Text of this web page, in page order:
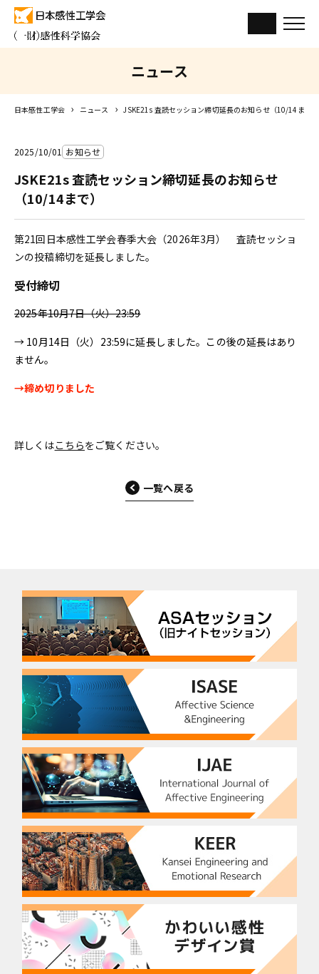
ニュース
日本感性工学会 ニュース JSKE21s 査読セッション締切延長のお知らせ（10/14まで）
2025/10/01 お知らせ
JSKE21s 査読セッション締切延長のお知らせ
（10/14まで）
第21回日本感性工学会春季大会（2026年3月） 査読セッショ
ンの投稿締切を延長しました。
受付締切
2025年10月7日（火）23:59
→ 10月14日（火）23:59に延長しました。この後の延長はあり
ません。
→締め切りました
詳しくはこちらをご覧ください。
一覧へ戻る